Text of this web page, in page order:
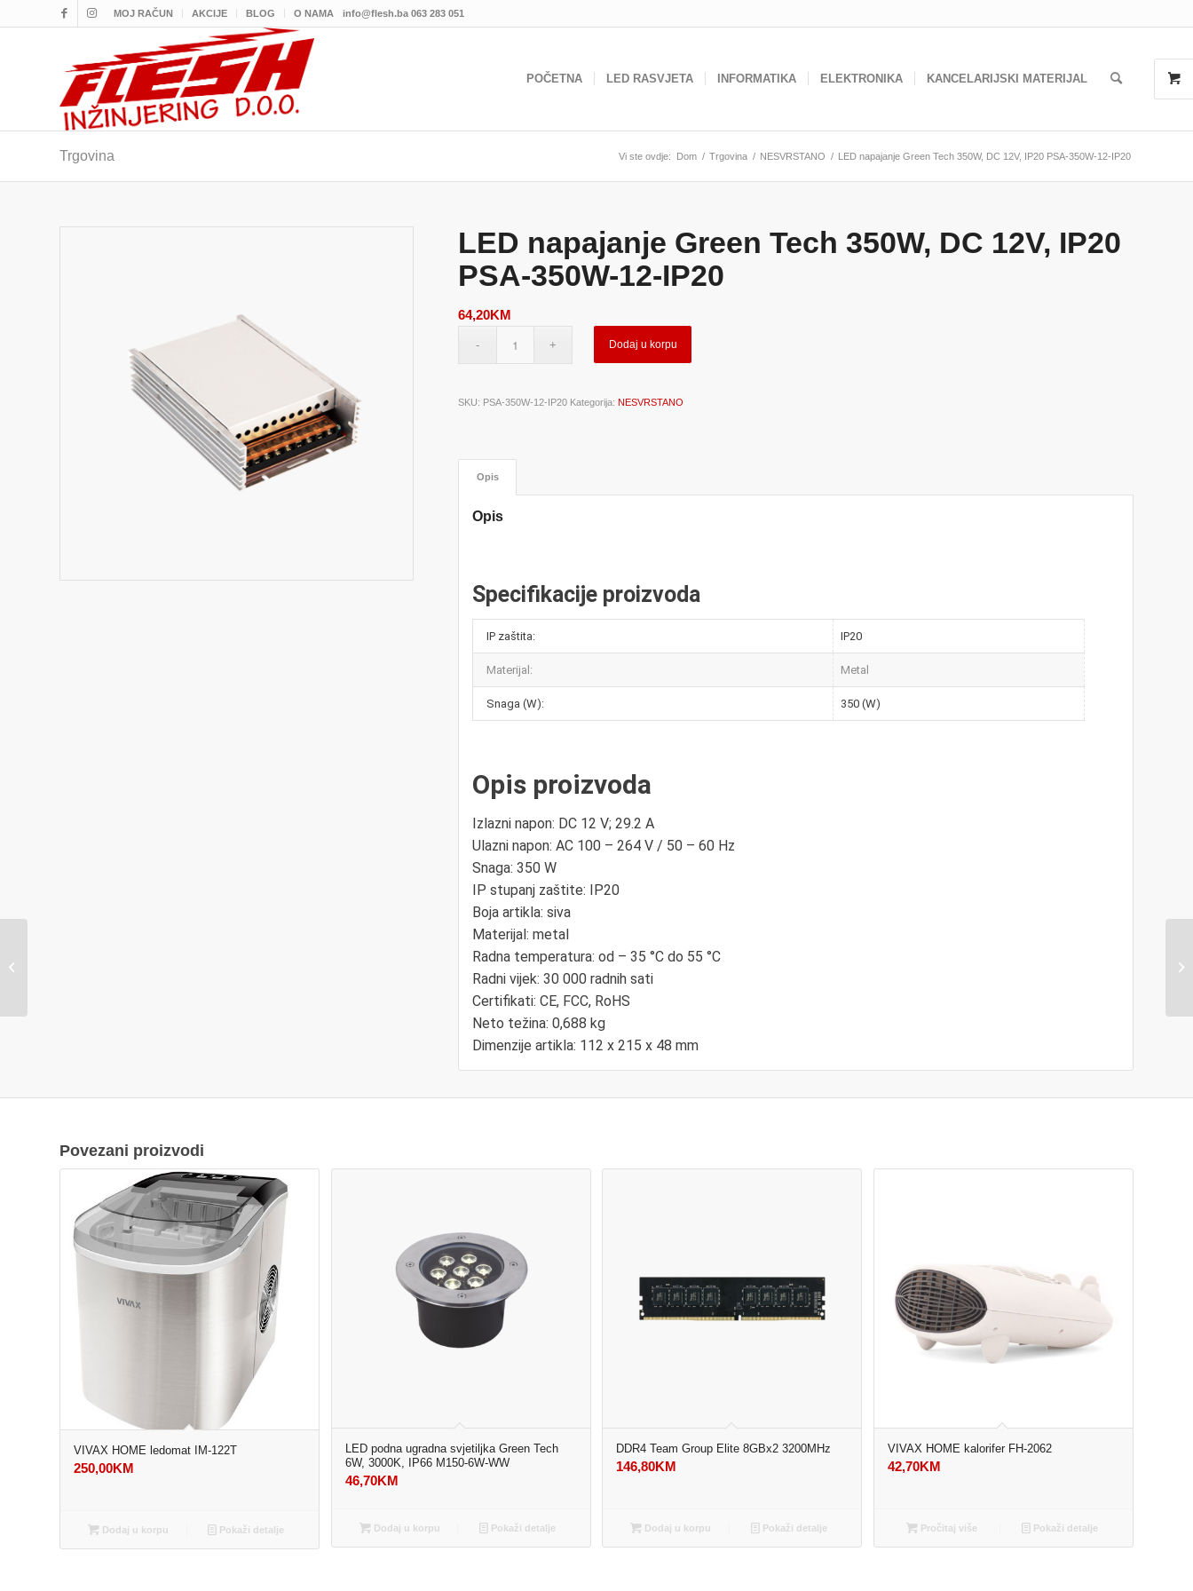
MOJ RAČUN AKCIJE BLOG O NAMA info@flesh.ba 063 283 051
POČETNA LED RASVJETA INFORMATIKA ELEKTRONIKA KANCELARIJSKI MATERIJAL
Trgovina Vi ste ovdje: Dom / Trgovina / NESVRSTANO / LED napajanje Green Tech 350W, DC 12V, IP20 PSA-350W-12-IP20
LED napajanje Green Tech 350W, DC 12V, IP20
PSA-350W-12-IP20
64,20KM
Dodaj u korpu
SKU: PSA-350W-12-IP20 Kategorija:NESVRSTANO
Opis
Opis
Specifikacije proizvoda
IP zaštita: IP20
Materijal: Metal
Snaga (W): 350 (W)
Opis proizvoda
Izlazni napon: DC 12 V; 29.2 A
Ulazni napon: AC 100 – 264 V / 50 – 60 Hz
Snaga: 350 W
IP stupanj zaštite: IP20
Boja artikla: siva
Materijal: metal
Radna temperatura: od – 35 °C do 55 °C
Radni vijek: 30 000 radnih sati
Certifikati: CE, FCC, RoHS
Neto težina: 0,688 kg
Dimenzije artikla: 112 x 215 x 48 mm
Povezani proizvodi
VIVAX HOME ledomat IM-122T
250,00KM
Dodaj u korpu Pokaži detalje
LED podna ugradna svjetiljka Green Tech
6W, 3000K, IP66 M150-6W-WW
46,70KM
Dodaj u korpu Pokaži detalje
DDR4 Team Group Elite 8GBx2 3200MHz
146,80KM
Dodaj u korpu Pokaži detalje
VIVAX HOME kalorifer FH-2062
42,70KM
Pročitaj više Pokaži detalje